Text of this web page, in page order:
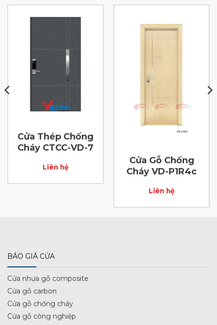
Cửa Thép Chống
Cháy CTCC-VD-7
Liên hệ
Cửa Gỗ Chống
Cháy VD-P1R4c
Liên hệ
BÁO GIÁ CỬA
Cửa nhựa gỗ composite
Cửa gỗ carbon
Cửa gỗ chống cháy
Cửa gỗ công nghiệp